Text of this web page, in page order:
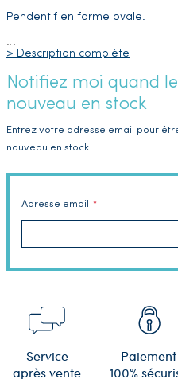
Pendentif en forme ovale.
…
> Description complète
Notifiez moi quand
nouveau en stock
Entrez votre adresse email pour
nouveau en stock
Adresse email
Service
après vente
Paiement
100%